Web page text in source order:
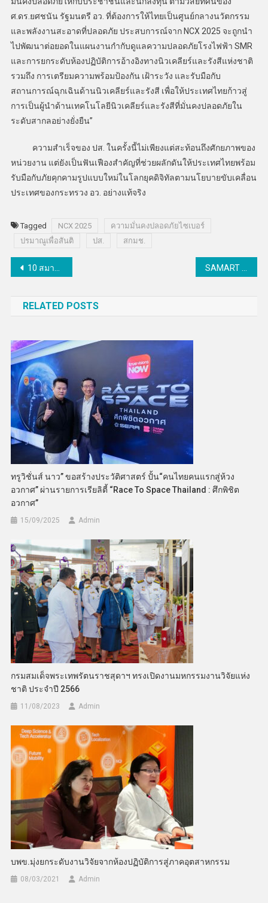
ศ.ดร.ยศชนัน รัฐมนตรี อว. ที่ต้องการให้ไทยเป็นศูนย์กลางนวัตกรรม
และพลังงานสะอาดที่ปลอดภัย ประสบการณ์จาก NCX 2025 จะถูกนำ
ไปพัฒนาต่อยอดในแผนงานกำกับดูแลความปลอดภัยโรงไฟฟ้า SMR
และการยกระดับห้องปฏิบัติการอ้างอิงทางนิวเคลียร์และรังสีแห่งชาติ
รวมถึง การเตรียมความพร้อมป้องกัน เฝ้าระวัง และรับมือกับ
สถานการณ์ฉุกเฉินด้านนิวเคลียร์และรังสี เพื่อให้ประเทศไทยก้าวสู่
การเป็นผู้นำด้านเทคโนโลยีนิวเคลียร์และรังสีที่มั่นคงปลอดภัยใน
ระดับสากลอย่างยั่งยืน”
ความสำเร็จของ ปส. ในครั้งนี้ไม่เพียงแต่สะท้อนถึงศักยภาพของ
หน่วยงาน แต่ยังเป็นฟันเฟืองสำคัญที่ช่วยผลักดันให้ประเทศไทยพร้อม
รับมือกับภัยคุกคามรูปแบบใหม่ในโลกยุคดิจิทัลตามนโยบายขับเคลื่อน
ประเทศของกระทรวง อว. อย่างแท้จริง
Tagged NCX 2025
ความมั่นคงปลอดภัยไซเบอร์
ปรมาณูเพื่อสันติ
ปส. สกมช.
แนะแนว
10 สมาคมอุตฯยานยนต์ไทยผนึกกำลังยื่นข้อเสนอ 8 มาตรการฉุกเฉินต่อรัฐบาล ก่อนเผชิญภาวะ “หน้าผาอุตสาหกรรม” ในปี 70 SAMART กำไร Q1/69 พุ่ง 150% Backlog ทะลุ 1.4 หมื่นล้าน ตอกย้ำการเติบโตระยะยาว
RELATED POSTS
ทรูวิชั่นส์ นาว” ขอสร้างประวัติศาสตร์ ปั้น“คนไทยคนแรกสู่ห้วง
อวกาศ” ผ่านรายการเรียลิตี้ “Race To Space Thailand : ศึกพิชิต
อวกาศ”
15/09/2025 Admin
กรมสมเด็จพระเทพรัตนราชสุดาฯ ทรงเปิดงานมหกรรมงานวิจัยแห่ง
ชาติ ประจำปี 2566
11/08/2023 Admin
บพข.มุ่งยกระดับงานวิจัยจากห้องปฏิบัติการสู่ภาคอุตสาหกรรม
08/03/2021 Admin